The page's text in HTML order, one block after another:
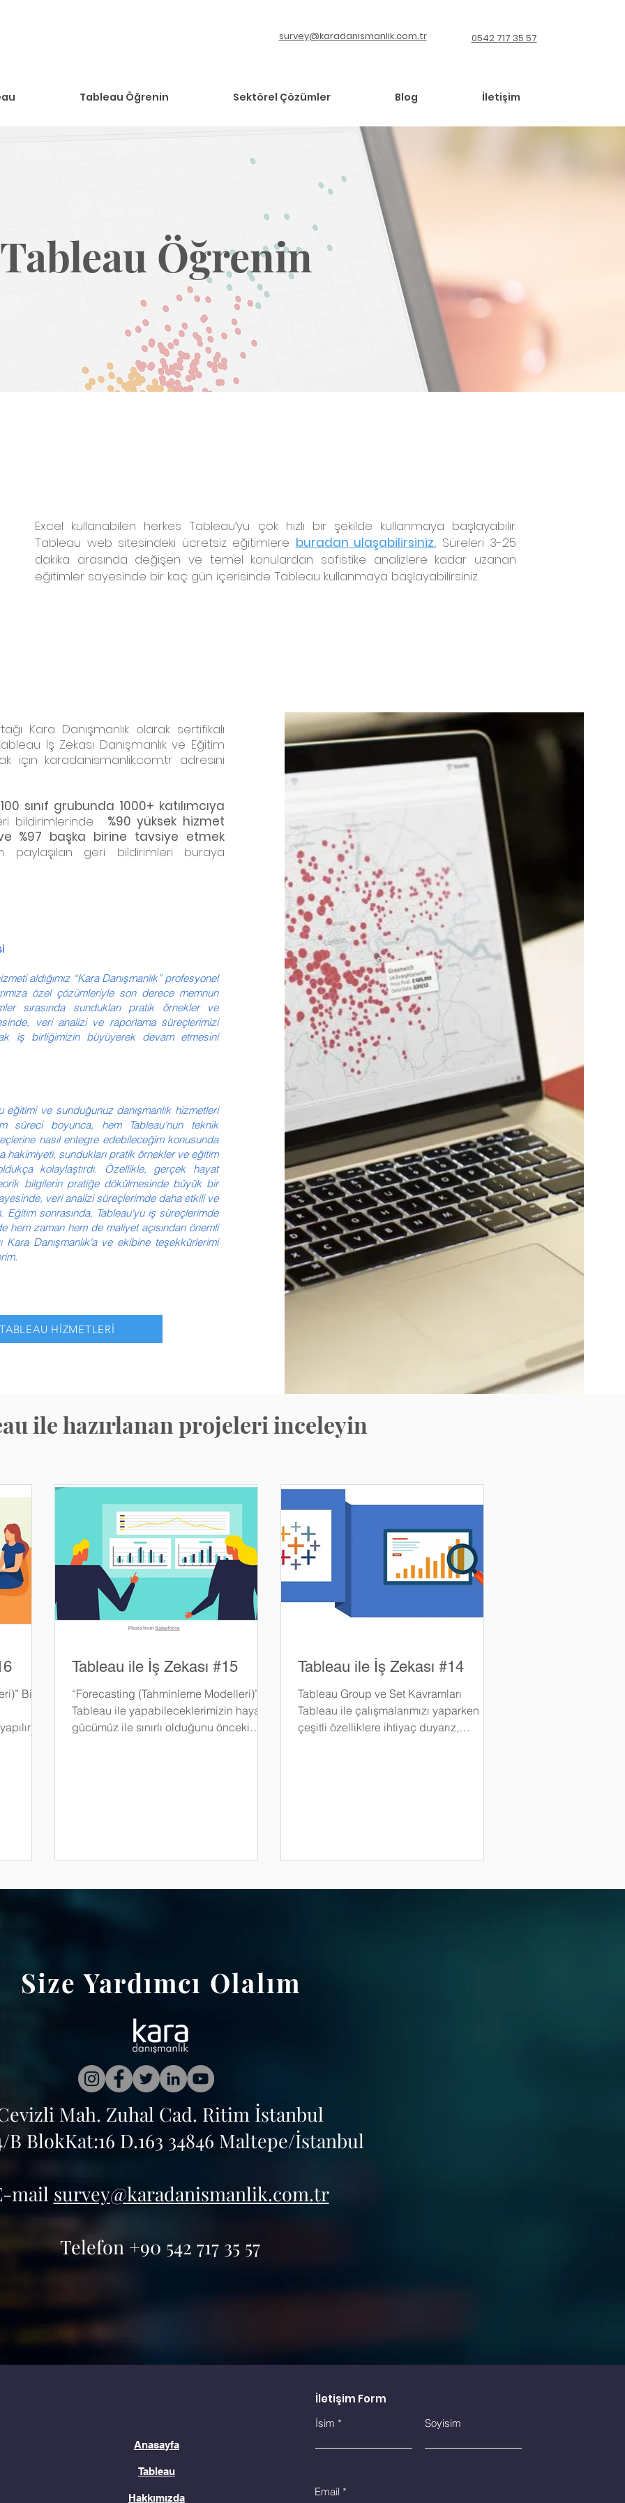
survey@karadanismanlik.com.tr 0542 717 35 57
Tableau Öğrenin Sektörel Çözümler Blog İletişim
Tableau Öğrenin
Excel kullanabilen herkes Tableau’yu çok hızlı bir şekilde kullanmaya başlayabilir.
Tableau web sitesindeki ücretsiz eğitimlere buradan ulaşabilirsiniz. Süreleri 3-25
dakika arasında değişen ve temel konulardan sofistike analizlere kadar uzanan
eğitimler sayesinde bir kaç gün içerisinde Tableau kullanmaya başlayabilirsiniz.
Kara Danışmanlık olarak sertifikalı
İş Zekası Danışmanlık ve Eğitim
için karadanismanlik.com.tr adresini
sınıf grubunda 1000+ katılımcıya
bildirimlerinde %90 yüksek hizmet
%97 başka birine tavsiye etmek
paylaşılan geri bildirimleri buraya
aldığımız “Kara Danışmanlık” profesyonel
özel çözümleriyle son derece memnun
sırasında sundukları pratik örnekler ve
veri analizi ve raporlama süreçlerimizi
iş birliğimizin büyüyerek devam etmesini
eğitimi ve sunduğunuz danışmanlık hizmetleri
süreci boyunca, hem Tableau'nun teknik
nasıl entegre edebileceğim konusunda
sundukları pratik örnekler ve eğitim
kolaylaştırdı. Özellikle, gerçek hayat
bilgilerin pratiğe dökülmesinde büyük bir
veri analizi süreçlerimde daha etkili ve
sonrasında, Tableau'yu iş süreçlerimde
zaman hem de maliyet açısından önemli
Danışmanlık'a ve ekibine teşekkürlerimi
HİZMETLERİ
ile hazırlanan projeleri inceleyin
Bir
Tableau ile İş Zekası #15
“Forecasting (Tahminleme Modelleri)”
Tableau ile yapabileceklerimizin hayal
gücümüz ile sınırlı olduğunu önceki
Tableau ile İş Zekası #14
Tableau Group ve Set Kavramları
Tableau ile çalışmalarımızı yaparken
çeşitli özelliklere ihtiyaç duyarız,
Size Yardımcı Olalım
Mah. Zuhal Cad. Ritim İstanbul
B BlokKat:16 D.163 34846 Maltepe/İstanbul
mail survey@karadanismanlik.com.tr
Telefon +90 542 717 35 57
Anasayfa
Tableau
Hakkımızda
İletişim Form
İsim Soyisim
Email